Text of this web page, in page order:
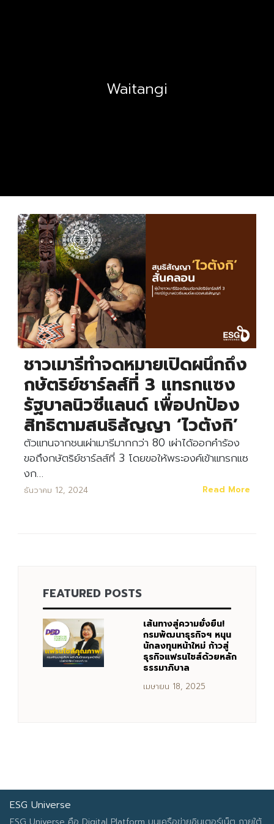
Search
Waitangi
ชาวเมารีทำจดหมายเปิดผนึกถึง
กษัตริย์ชาร์ลส์ที่ 3 แทรกแซง
รัฐบาลนิวซีแลนด์ เพื่อปกป้อง
สิทธิตามสนธิสัญญา ‘ไวตังกิ’
ตัวแทนจากชนเผ่าเมารีมากกว่า 80 เผ่าได้ออกคำร้อง
ขอถึงกษัตริย์ชาร์ลส์ที่ 3 โดยขอให้พระองค์เข้าแทรกแซ
งก…
ธันวาคม 12, 2024 Read More
FEATURED POSTS
เส้นทางสู่ความยั่งยืน!
กรมพัฒนาธุรกิจฯ หนุน
นักลงทุนหน้าใหม่ ก้าวสู่
ธุรกิจแฟรนไชส์ด้วยหลัก
ธรรมาภิบาล
เมษายน 18, 2025
ESG Universe